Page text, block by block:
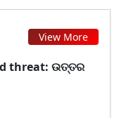
View More
threat: ଉତ୍ତର